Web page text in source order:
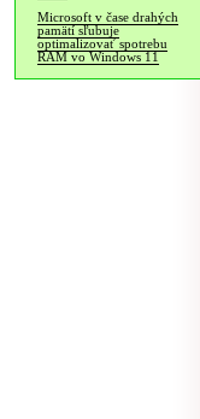
Microsoft v čase drahých
pamätí sľubuje
optimalizovať spotrebu
RAM vo Windows 11